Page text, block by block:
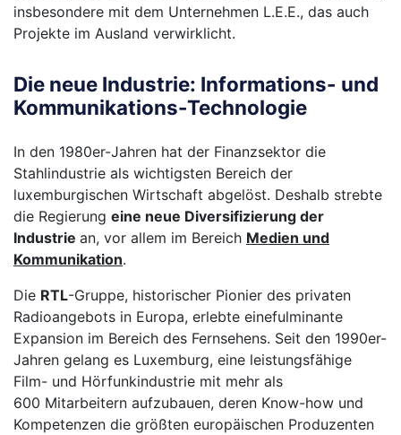
insbesondere mit dem Unternehmen L.E.E., das auch
Projekte im Ausland verwirklicht.
Die neue Industrie: Informations- und
Kommunikations-Technologie
In den 1980er-Jahren hat der Finanzsektor die
Stahlindustrie als wichtigsten Bereich der
luxemburgischen Wirtschaft abgelöst. Deshalb strebte
die Regierung eine neue Diversifizierung der
Industrie an, vor allem im Bereich Medien und
Kommunikation.
Die RTL-Gruppe, historischer Pionier des privaten
Radioangebots in Europa, erlebte einefulminante
Expansion im Bereich des Fernsehens. Seit den 1990er-
Jahren gelang es Luxemburg, eine leistungsfähige
Film- und Hörfunkindustrie mit mehr als
600 Mitarbeitern aufzubauen, deren Know-how und
Kompetenzen die größten europäischen Produzenten